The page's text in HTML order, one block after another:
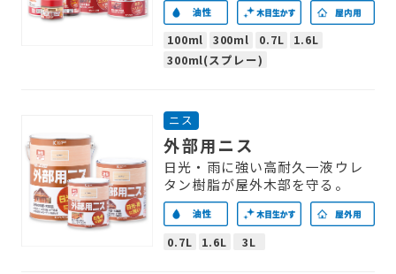
100ml 300ml 0.7L
1.6L
300ml(スプレー)
ニス
外部用ニス
日光・雨に強い高耐久一液ウレ
タン樹脂が屋外木部を守る。
0.7L 1.6L 3L